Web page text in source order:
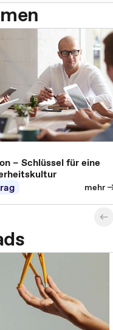
– Schlüssel für eine
mehr